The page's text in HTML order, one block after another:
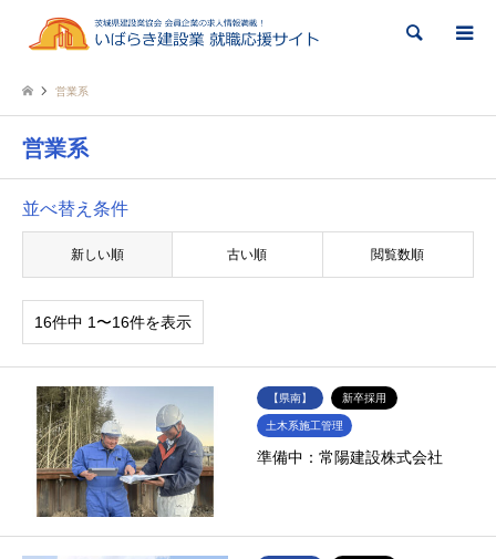
検索
営業系
営業系
並べ替え条件
新しい順 古い順 閲覧数順
16件中 1〜16件を表示
【県南】 新卒採用
土木系施工管理
準備中：常陽建設株式会社